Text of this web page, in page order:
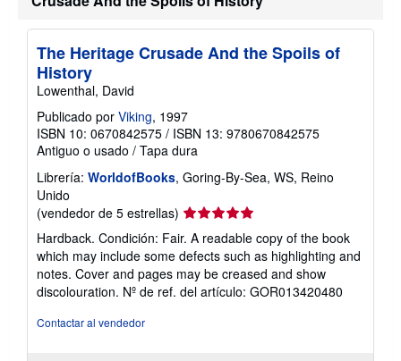
The Heritage Crusade And the Spoils of
History
Lowenthal, David
Publicado por Viking, 1997
ISBN 10: 0670842575 / ISBN 13: 9780670842575
Antiguo o usado / Tapa dura
Librería: WorldofBooks, Goring-By-Sea, WS, Reino
Unido
(vendedor de 5 estrellas) Calificación
del
vendedor:
5
de
5
Hardback. Condición: Fair. A readable copy of the book
which may include some defects such as highlighting and
notes. Cover and pages may be creased and show
discolouration. Nº de ref. del artículo: GOR013420480
Contactar al vendedor